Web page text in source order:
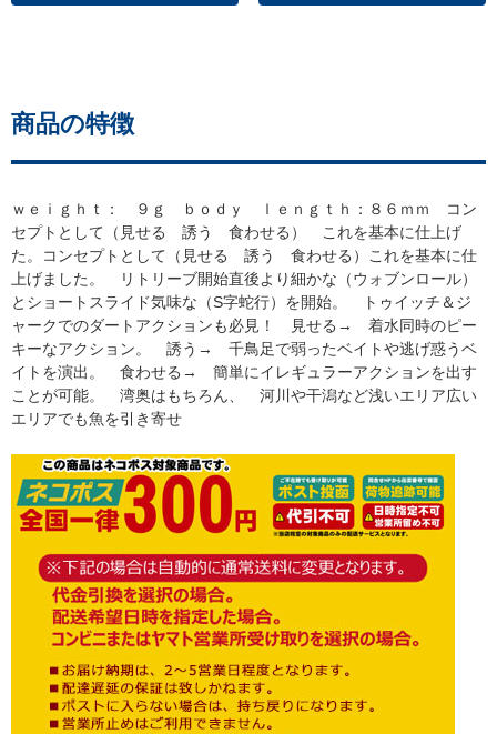
商品の特徴
ｗｅｉｇｈｔ： ９ｇ ｂｏｄｙ ｌｅｎｇｔｈ：８６ｍｍ コン
セプトとして（見せる 誘う 食わせる） これを基本に仕上げ
た。コンセプトとして（見せる 誘う 食わせる）これを基本に仕
上げました。 リトリーブ開始直後より細かな（ウォブンロール）
とショートスライド気味な（S字蛇行）を開始。 トゥイッチ＆ジ
ャークでのダートアクションも必見！ 見せる→ 着水同時のピー
キーなアクション。 誘う→ 千鳥足で弱ったベイトや逃げ惑うベ
イトを演出。 食わせる→ 簡単にイレギュラーアクションを出す
ことが可能。 湾奥はもちろん、 河川や干潟など浅いエリア広い
エリアでも魚を引き寄せ